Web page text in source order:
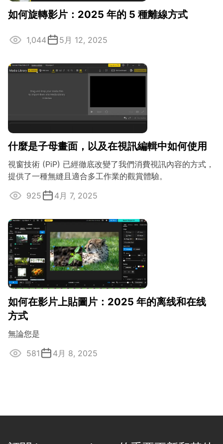
如何旋轉影片：2025 年的 5 種離線方式
1,044 5月 12, 2025
什麼是子母畫面，以及在視訊編輯中如何使用
視窗技術 (PiP) 已經徹底改變了我們消費視訊內容的方式，
提供了一種無縫且適合多工作業的觀賞體驗。
925
4月 7, 2025
如何在影片上貼圖片：2025 年的离线和在线
方式
無論您是
581
4月 8, 2025